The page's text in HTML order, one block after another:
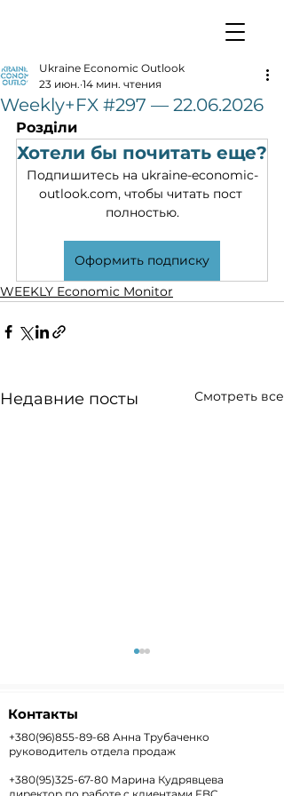
Weekly+FX #297 — 22.06.2026
Ukraine Economic Outlook
23 июн. 14 мин. чтения
Розділи
Хотели бы почитать еще?
Подпишитесь на ukraine-economic-
outlook.com, чтобы читать пост
полностью.
Оформить подписку
WEEKLY Economic Monitor
Недавние посты Смотреть все
Контакты
+380(96)855-89-68 Анна Трубаченко
руководитель отдела продаж
+380(95)325-67-80 Марина Кудрявцева